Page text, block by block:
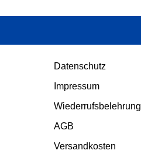
Datenschutz
Impressum
Wiederrufsbelehrung
AGB
Versandkosten